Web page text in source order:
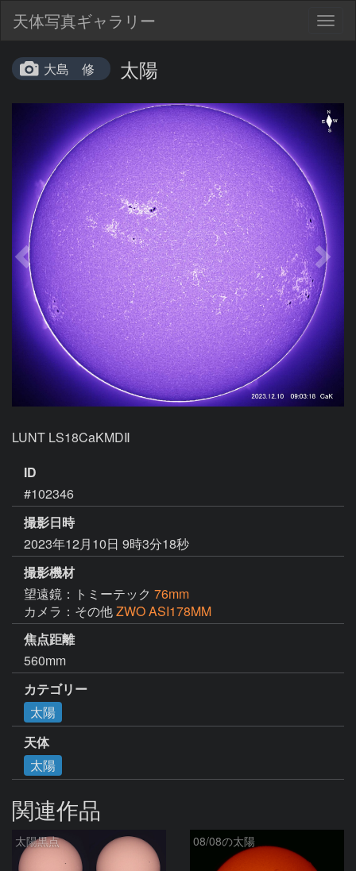
天体写真ギャラリー
大島 修 太陽
LUNT LS18CaKMDⅡ
ID
#102346
撮影日時
2023年12月10日 9時3分18秒
撮影機材
望遠鏡：トミーテック 76mm
カメラ：その他ZWO ASI178MM
焦点距離
560mm
カテゴリー
太陽
天体
太陽
関連作品
太陽黒点 08/08の太陽